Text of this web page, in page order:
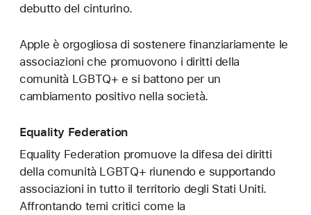
debutto del cinturino.
Apple è orgogliosa di sostenere finanziariamente le
associazioni che promuovono i diritti della
comunità LGBTQ+ e si battono per un
cambiamento positivo nella società.
Equality Federation
Equality Federation promuove la difesa dei diritti
della comunità LGBTQ+ riunendo e supportando
associazioni in tutto il territorio degli Stati Uniti.
Affrontando temi critici come la